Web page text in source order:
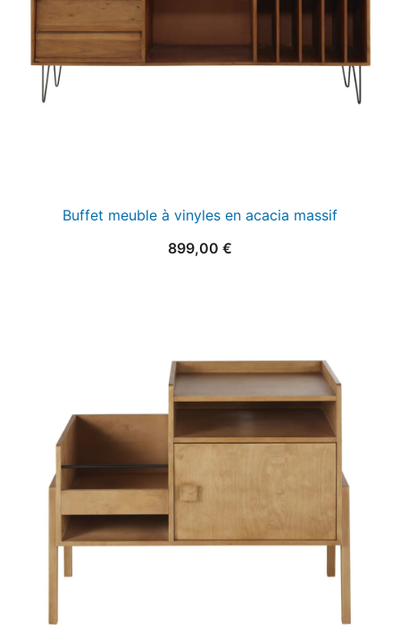
Buffet meuble à vinyles en acacia massif
899,00 €